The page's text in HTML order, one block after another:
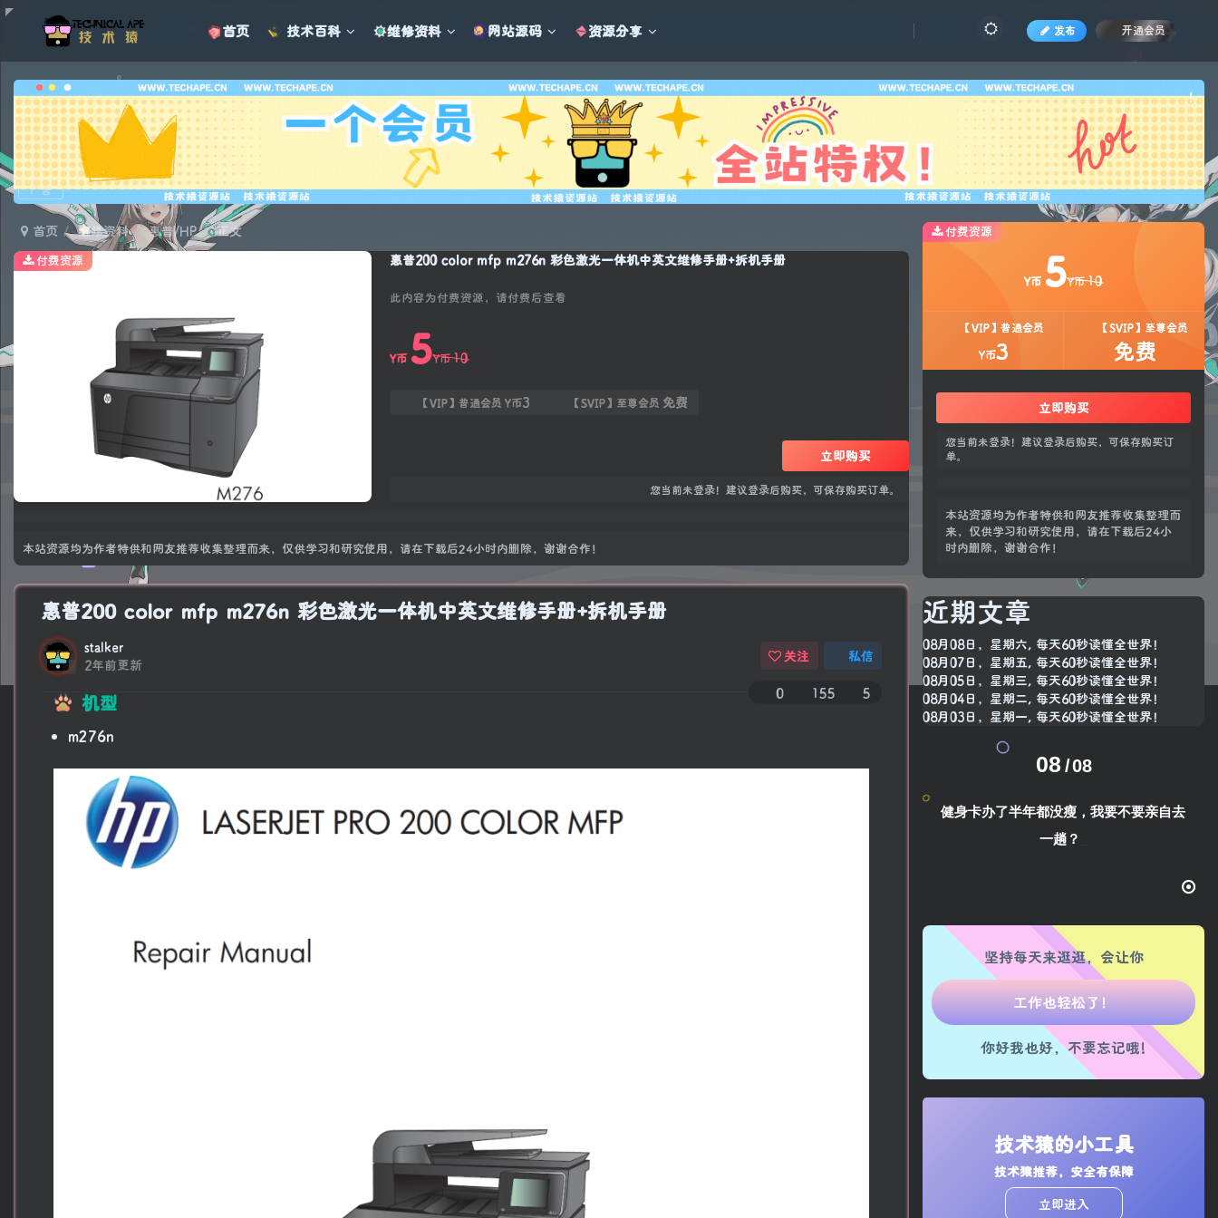
首页 技术百科 维修资料 网站源码 资源分享 发布 开通会员
!
广告
首页 维修资料 惠普/HP
正文
惠普200 color mfp m276n 彩色激光一体机中英文维修手册+拆机手册
此内容为付费资源，请付费后查看
Y币 5Y币10
【VIP】普通会员 Y币3 【SVIP】至尊会员 免费
立即购买
您当前未登录！建议登录后购买，可保存购买订单。
本站资源均为作者特供和网友推荐收集整理而来，仅供学习和研究使用，请在下载后24小时内删除，谢谢合作！
付费资源
惠普200 color mfp m276n 彩色激光一体机中英文维修手册+拆机手册
stalker
2年前更新
关注 私信
0 155 5
机型
m276n
付费资源
Y币 5Y币10
【VIP】普通会员
Y币3
【SVIP】至尊会员
免费
立即购买
您当前未登录！建议登录后购买，可保存购买订
单。
本站资源均为作者特供和网友推荐收集整理而
来，仅供学习和研究使用，请在下载后24小
时内删除，谢谢合作！
近期文章
08月08日，星期六, 每天60秒读懂全世界！
08月07日，星期五, 每天60秒读懂全世界！
08月05日，星期三, 每天60秒读懂全世界！
08月04日，星期二, 每天60秒读懂全世界！
08月03日，星期一, 每天60秒读懂全世界！
08 08
健身卡办了半年都没瘦，我要不要亲自去
一趟？
坚持每天来逛逛，会让你
生活也美好了！
腿也不痛了！
腰也不酸了！
工作也轻松了！
你好我也好，不要忘记哦!
技术猿的小工具
技术猿推荐，安全有保障
立即进入